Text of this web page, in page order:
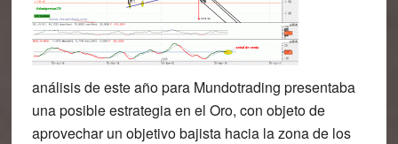
análisis de este año para Mundotrading presentaba
una posible estrategia en el Oro, con objeto de
aprovechar un objetivo bajista hacia la zona de los